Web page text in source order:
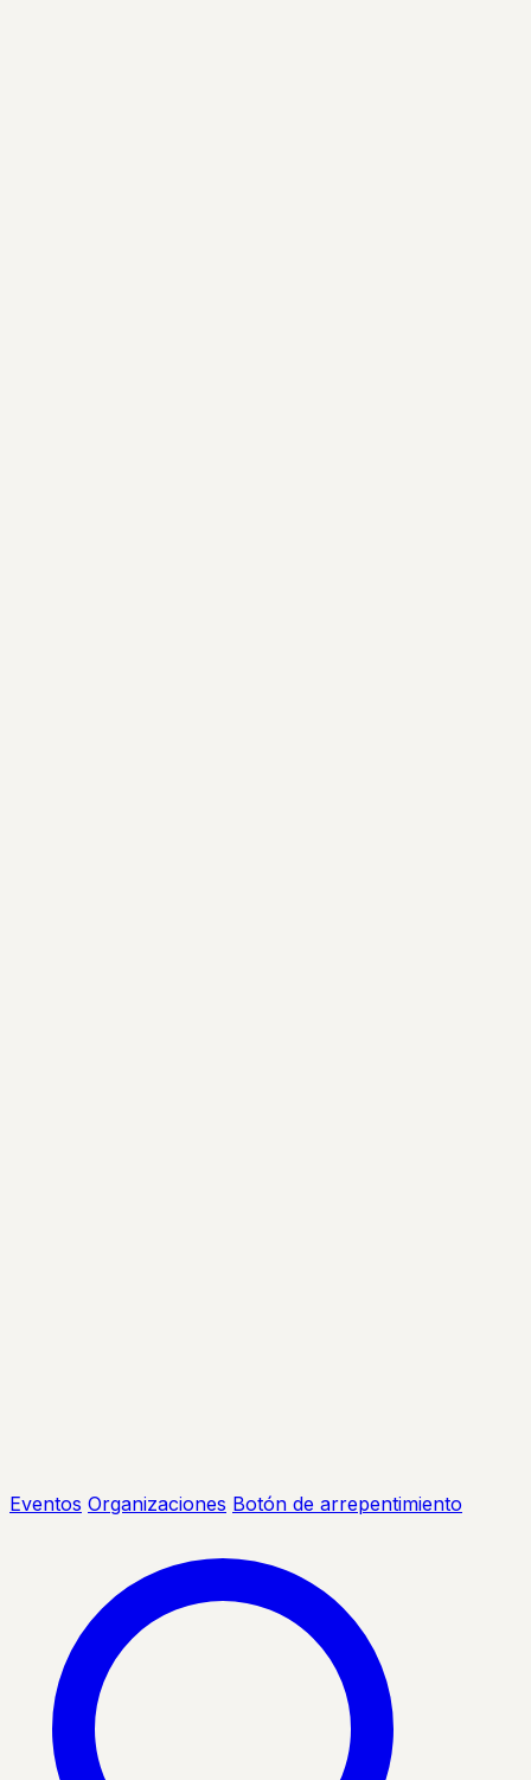
Eventos Organizaciones Botón de arrepentimiento